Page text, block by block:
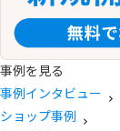
事例を見る
事例インタビュー
ショップ事例